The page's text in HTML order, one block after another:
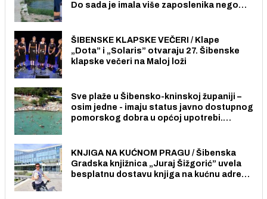
Do sada je imala više zaposlenika nego
ŠIBENSKE KLAPSKE VEČERI / Klape
„Dota” i „Solaris” otvaraju 27. Šibenske
klapske večeri na Maloj loži
Sve plaže u Šibensko-kninskoj županiji –
osim jedne - imaju status javno dostupnog
pomorskog dobra u općoj upotrebi.
KNJIGA NA KUĆNOM PRAGU / Šibenska
Gradska knjižnica „Juraj Šižgorić” uvela
besplatnu dostavu knjiga na kućnu adresu